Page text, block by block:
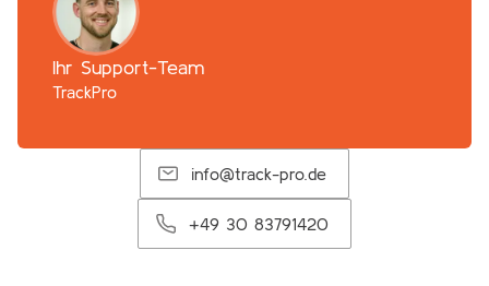
Ihr Support-Team
TrackPro
info@track-pro.de
+49 30 83791420